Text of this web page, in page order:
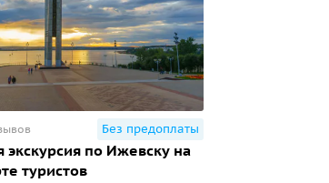
Без предоплаты
экскурсия по Ижевску на
туристов